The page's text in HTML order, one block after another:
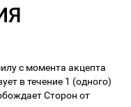
с момента акцепта
в течение 1 (одного)
Сторон от